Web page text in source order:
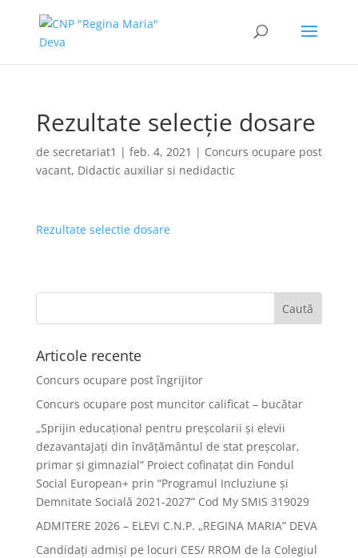
Rezultate selecţie dosare
de secretariat1 | feb. 4, 2021 | Concurs ocupare post
vacant, Didactic auxiliar si nedidactic
Rezultate selectie dosare
Articole recente
Concurs ocupare post îngrijitor
Concurs ocupare post muncitor calificat – bucătar
„Sprijin educațional pentru preșcolarii și elevii
dezavantajați din învățământul de stat preșcolar,
primar și gimnazial” Proiect cofinațat din Fondul
Social European+ prin “Programul Incluziune și
Demnitate Socială 2021-2027” Cod My SMIS 319029
ADMITERE 2026 – ELEVI C.N.P. „REGINA MARIA” DEVA
Candidați admiși pe locuri CES/ RROM de la Colegiul